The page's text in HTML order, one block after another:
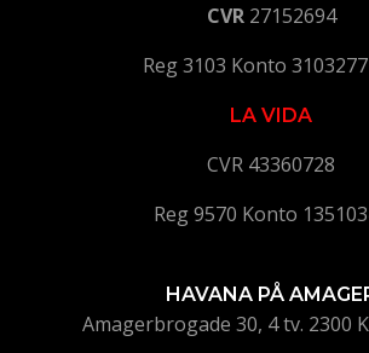
CVR 27152694
Reg 3103 Konto
LA VIDA
CVR 43360728
Reg 9570 Konto
HAVANA PÅ
Amagerbrogade 30, 4 tv. 2300